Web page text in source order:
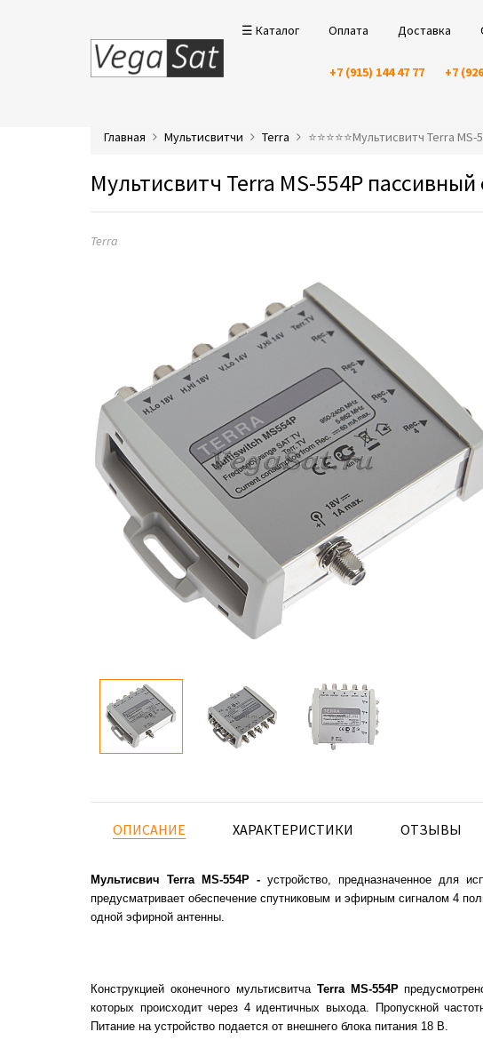
☰ Каталог Оплата Доставка
+7 (915) 144 47 77 +7
Главная Мультисвитчи Terra ⭐️⭐️⭐️⭐️⭐️Мультисвитч Terra
Мультисвитч Terra MS-554P
Terra
ОПИСАНИЕ ХАРАКТЕРИСТИКИ ОТЗЫВЫ
Мультисвич Terra MS-554P - устройство, предназначенное для
предусматривает обеспечение спутниковым и эфирным сигналом 4
одной эфирной антенны.
Конструкцией оконечного мультисвитча Terra MS-554P
которых происходит через 4 идентичных выхода. Пропускной
Питание на устройство подается от внешнего блока питания 18 В.